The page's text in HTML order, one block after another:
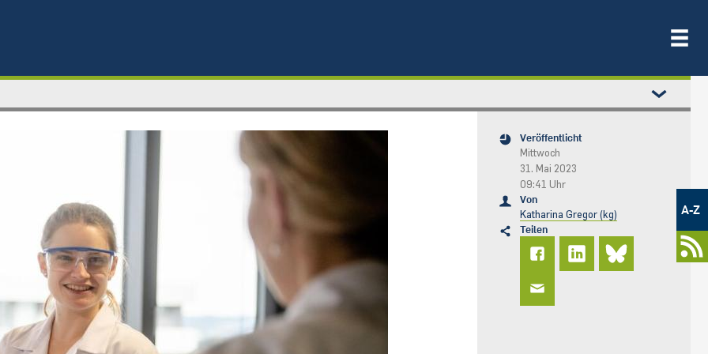
Metamenü
A-Z
Veröffentlicht
Mittwoch
31. Mai 2023
09:41 Uhr
Von
Katharina Gregor (kg)
Teilen